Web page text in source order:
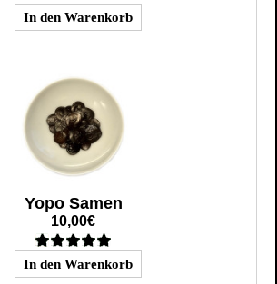
Yopo Samen
10,00€